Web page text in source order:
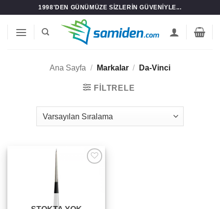
1998'DEN GÜNÜMÜZE SIZLERIN GÜVENIYLE...
Ana Sayfa / Markalar / Da-Vinci
FILTRELE